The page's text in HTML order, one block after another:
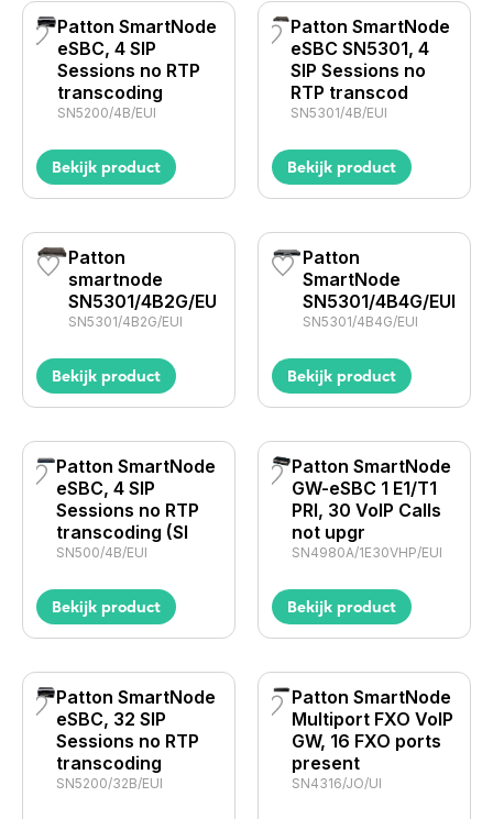
Patton SmartNode
eSBC, 4 SIP
Sessions no RTP
transcoding
SN5200/4B/EUI
Bekijk product
Patton SmartNode
eSBC SN5301, 4
SIP Sessions no
RTP transcod
SN5301/4B/EUI
Bekijk product
Patton
smartnode
SN5301/4B2G/EU
SN5301/4B2G/EUI
Bekijk product
Patton
SmartNode
SN5301/4B4G/EUI
SN5301/4B4G/EUI
Bekijk product
Patton SmartNode
eSBC, 4 SIP
Sessions no RTP
transcoding (SI
SN500/4B/EUI
Bekijk product
Patton SmartNode
GW-eSBC 1 E1/T1
PRI, 30 VoIP Calls
not upgr
SN4980A/1E30VHP/EUI
Bekijk product
Patton SmartNode
eSBC, 32 SIP
Sessions no RTP
transcoding
SN5200/32B/EUI
Patton SmartNode
Multiport FXO VoIP
GW, 16 FXO ports
present
SN4316/JO/UI